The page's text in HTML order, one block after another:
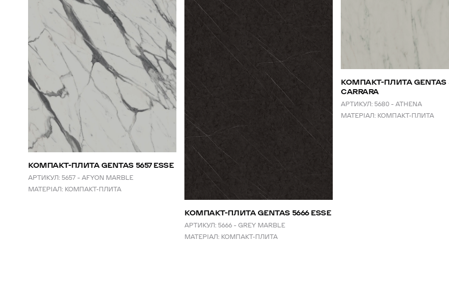
КОМПАКТ-ПЛИТА GENTAS 5657 ESSE
АРТИКУЛ: 5657 – AFYON MARBLE
МАТЕРІАЛ: КОМПАКТ-ПЛИТА
КОМПАКТ-ПЛИТА GENTAS 5666 ESSE
АРТИКУЛ: 5666 – GREY MARBLE
МАТЕРІАЛ: КОМПАКТ-ПЛИТА
КОМПАКТ-ПЛИТА GENTAS
CARRARA
АРТИКУЛ: 5680 – ATHENA
МАТЕРІАЛ: КОМПАКТ-ПЛИТА